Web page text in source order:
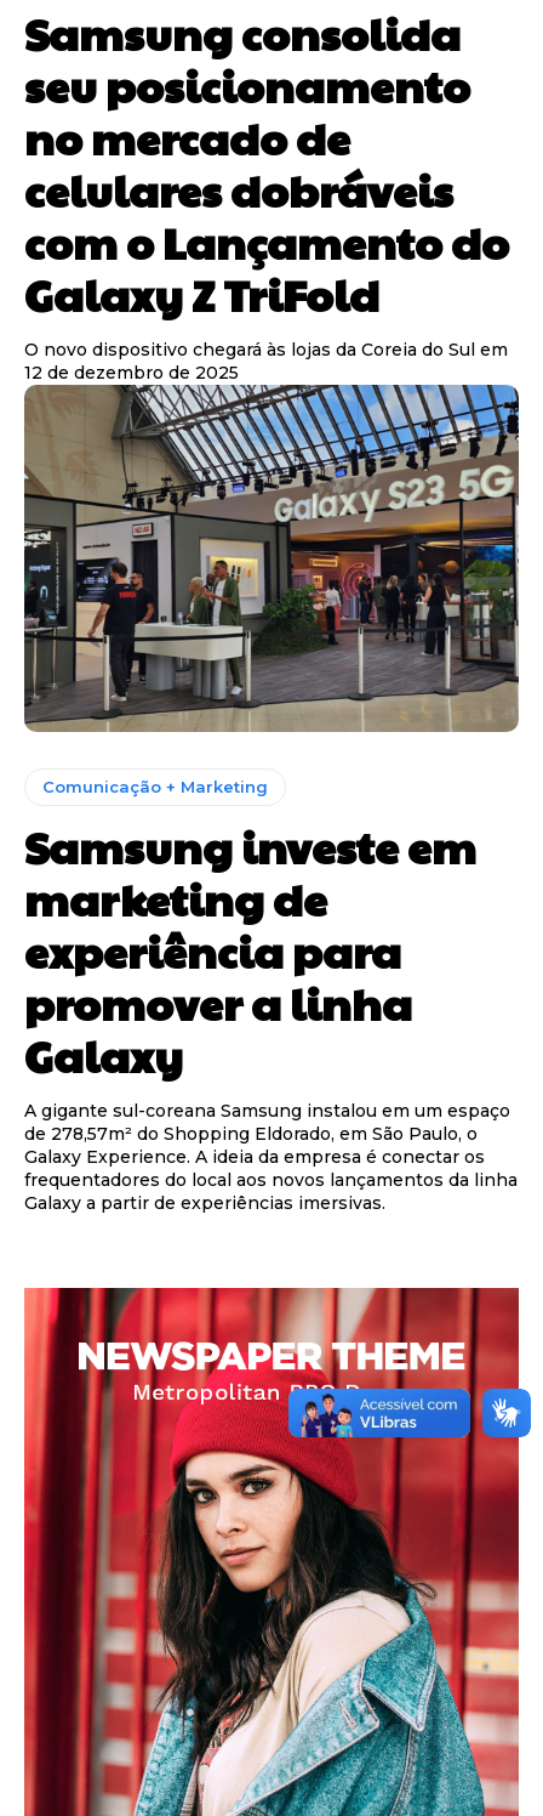
Samsung consolida
seu posicionamento
no mercado de
celulares dobráveis
com o Lançamento do
Galaxy Z TriFold
O novo dispositivo chegará às lojas da Coreia do Sul em
12 de dezembro de 2025
Comunicação + Marketing
Samsung investe em
marketing de
experiência para
promover a linha
Galaxy
A gigante sul-coreana Samsung instalou em um espaço
de 278,57m² do Shopping Eldorado, em São Paulo, o
Galaxy Experience. A ideia da empresa é conectar os
frequentadores do local aos novos lançamentos da linha
Galaxy a partir de experiências imersivas.